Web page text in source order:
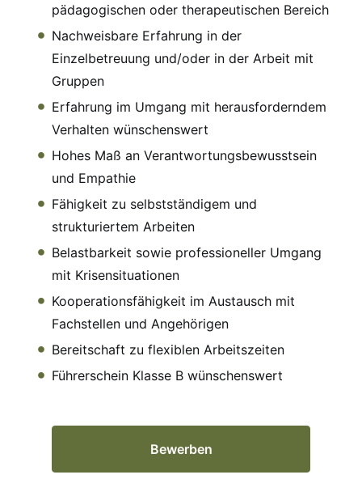
pädagogischen oder therapeutischen Bereich
Nachweisbare Erfahrung in der
Einzelbetreuung und/oder in der Arbeit mit
Gruppen
Erfahrung im Umgang mit herausforderndem
Verhalten wünschenswert
Hohes Maß an Verantwortungsbewusstsein
und Empathie
Fähigkeit zu selbstständigem und
strukturiertem Arbeiten
Belastbarkeit sowie professioneller Umgang
mit Krisensituationen
Kooperationsfähigkeit im Austausch mit
Fachstellen und Angehörigen
Bereitschaft zu flexiblen Arbeitszeiten
Führerschein Klasse B wünschenswert
Bewerben